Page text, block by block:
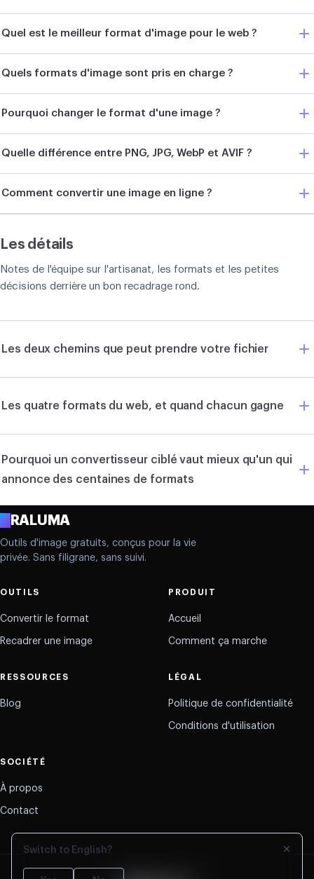
Quel est le meilleur format d'image pour le web ?
Quels formats d'image sont pris en charge ?
Pourquoi changer le format d'une image ?
Quelle différence entre PNG, JPG, WebP et AVIF ?
Comment convertir une image en ligne ?
Les détails
Notes de l'équipe sur l'artisanat, les formats et les petites
décisions derrière un bon recadrage rond.
Les deux chemins que peut prendre votre fichier
Les quatre formats du web, et quand chacun gagne
Pourquoi un convertisseur ciblé vaut mieux qu'un qui
annonce des centaines de formats
ARALUMA
Outils d'image gratuits, conçus pour la vie
privée. Sans filigrane, sans suivi.
OUTILS
Convertir le format
Recadrer une image
PRODUIT
Accueil
Comment ça marche
RESSOURCES
Blog
LÉGAL
Politique de confidentialité
Conditions d'utilisation
SOCIÉTÉ
À propos
Contact
Switch to English?